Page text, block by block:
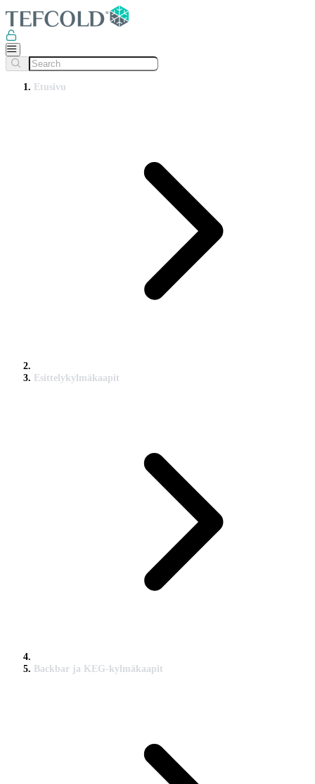
Etusivu
Esittelykylmäkaapit
Backbar ja KEG-kylmäkaapit